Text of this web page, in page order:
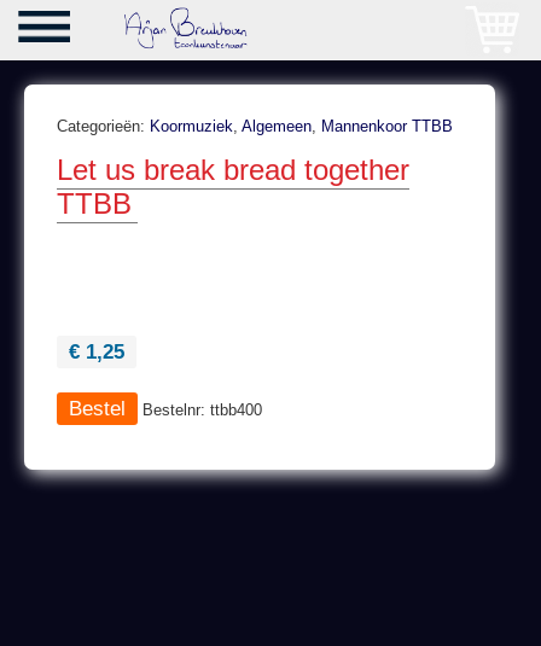
Categorieën: Koormuziek, Algemeen, Mannenkoor TTBB
Let us break bread together
TTBB
€ 1,25
Bestelnr: ttbb400